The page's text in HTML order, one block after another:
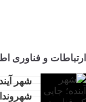
مجتمع امداد و
11:27 جهاد خدمت در
10:36
اطلاع‌رسانی
افکار عمومی می‌شود
ارتباطات و فناوری
شهر